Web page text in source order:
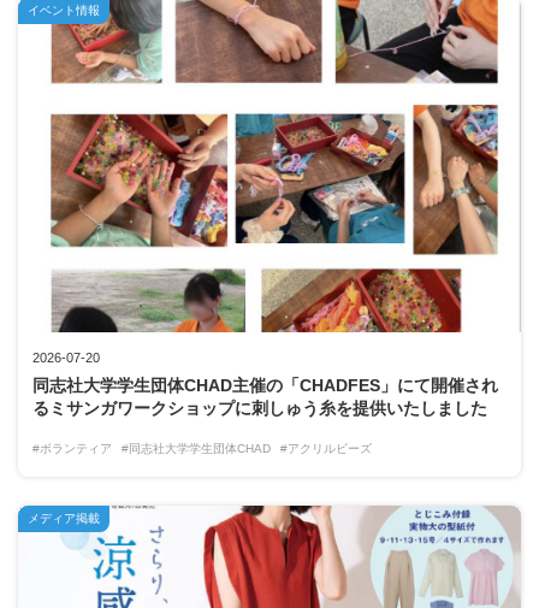
2026-07-20
同志社大学学生団体CHAD主催の「CHADFES」にて開催され
るミサンガワークショップに刺しゅう糸を提供いたしました
#ボランティア #同志社大学学生団体CHAD #アクリルビーズ
イベント情報
メディア掲載